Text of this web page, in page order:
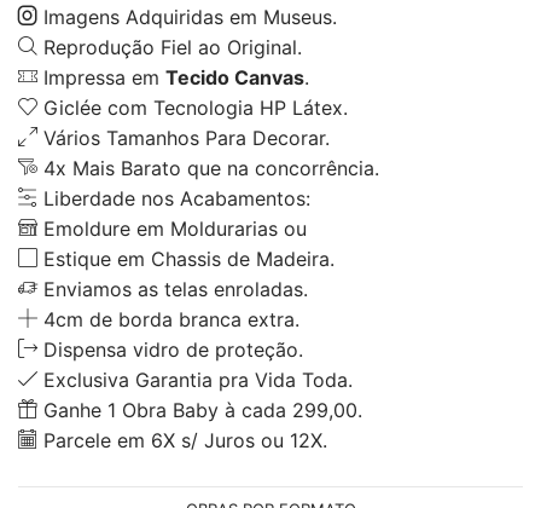
Imagens Adquiridas em Museus.
Reprodução Fiel ao Original.
Impressa em Tecido Canvas.
Giclée com Tecnologia HP Látex.
Vários Tamanhos Para Decorar.
4x Mais Barato que na concorrência.
Liberdade nos Acabamentos:
Emoldure em Moldurarias ou
Estique em Chassis de Madeira.
Enviamos as telas enroladas.
4cm de borda branca extra.
Dispensa vidro de proteção.
Exclusiva Garantia pra Vida Toda.
Ganhe 1 Obra Baby à cada 299,00.
Parcele em 6X s/ Juros ou 12X.